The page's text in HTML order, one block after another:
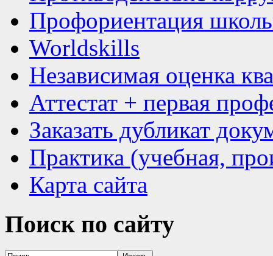
Профориентация
Worldskills
Независимая оценка
Аттестат + первая
Заказать дубликат
Практика (учебная,
Карта сайта
Поиск по сайту